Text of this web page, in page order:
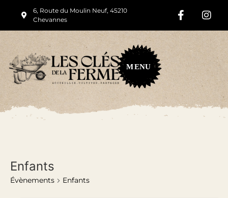
6, Route du Moulin Neuf, 45210
Chevannes
MENU
Enfants
Évènements Enfants